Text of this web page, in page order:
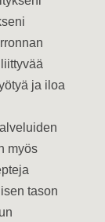
ja iloa
myös
tason